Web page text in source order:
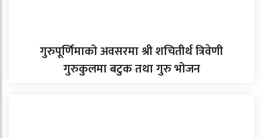
गुरुपूर्णिमाको अवसरमा श्री शचितीर्थ त्रिवेणी
गुरुकुलमा बटुक तथा गुरु भोजन